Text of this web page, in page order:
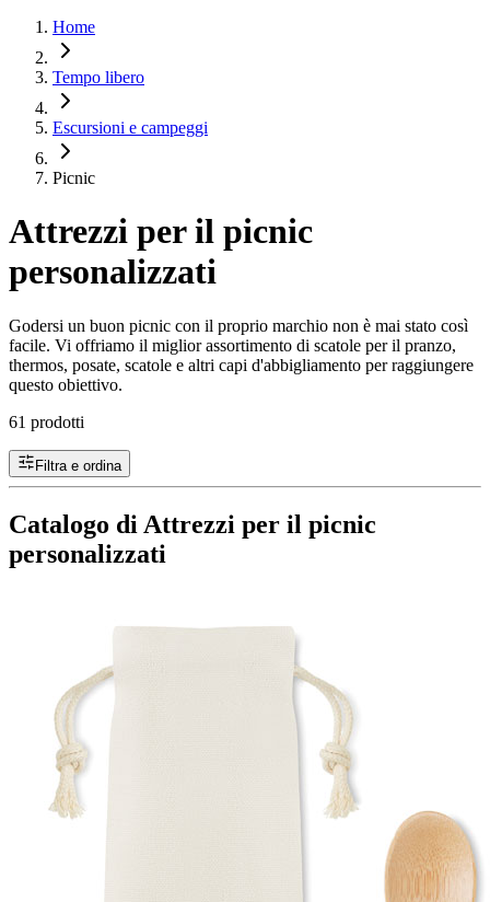
Home
Tempo libero
Escursioni e campeggi
Picnic
Attrezzi per il picnic
personalizzati
Godersi un buon picnic con il proprio marchio non è mai stato così
facile. Vi offriamo il miglior assortimento di scatole per il pranzo,
thermos, posate, scatole e altri capi d'abbigliamento per raggiungere
questo obiettivo.
61 prodotti
Filtra e ordina
Catalogo di Attrezzi per il picnic
personalizzati